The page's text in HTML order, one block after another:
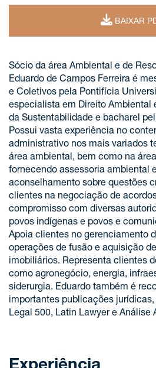
BAIXAR
Sócio da área Ambiental e de
Eduardo de Campos Ferreira é
e Coletivos pela Pontifícia
especialista em Direito Ambiental
da Sustentabilidade e bacharel
Possui vasta experiência no
administrativo nos mais variados
área ambiental, bem como na
fornecendo assessoria ambiental
aconselhamento sobre questões
clientes na negociação de
compromisso com diversas
povos indígenas e povos e
Apoia clientes no gerenciamento
operações de fusão e aquisição
imobiliários. Representa clientes
como agronegócio, energia,
siderurgia. Eduardo também é
importantes publicações
Legal 500, Latin Lawyer e Análise